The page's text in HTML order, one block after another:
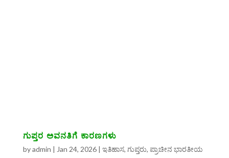
ಗುಪ್ತರ ಅವನತಿಗೆ ಕಾರಣಗಳು
byadmin | Jan 24, 2026| ಇತಿಹಾಸ, ಗುಪ್ತರು, ಪ್ರಾಚೀನ ಭಾರತೀಯ